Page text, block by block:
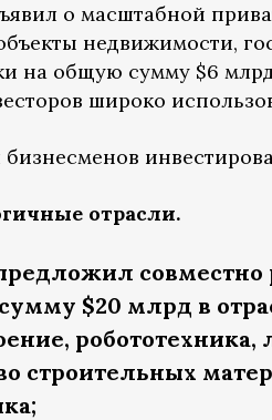
о масштабной
недвижимости,
на общую сумму $6
широко
отрасли.
совместно
$20 млрд в
строительных